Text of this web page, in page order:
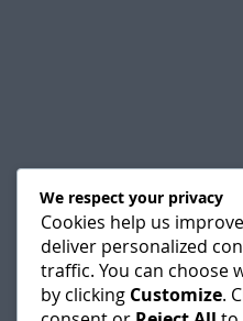
We respect your privacy
Cookies help us
deliver personalized
traffic. You can choose
by clicking Customize.